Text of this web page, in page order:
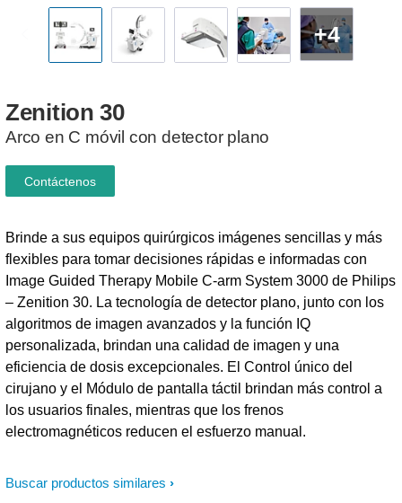
+4
Zenition 30
Arco en C móvil con detector plano
Buscar productos similares
Brinde a sus equipos quirúrgicos imágenes sencillas y más
flexibles para tomar decisiones rápidas e informadas con
Image Guided Therapy Mobile C-arm System 3000 de Philips
– Zenition 30. La tecnología de detector plano, junto con los
algoritmos de imagen avanzados y la función IQ
personalizada, brindan una calidad de imagen y una
eficiencia de dosis excepcionales. El Control único del
cirujano y el Módulo de pantalla táctil brindan más control a
los usuarios finales, mientras que los frenos
electromagnéticos reducen el esfuerzo manual.
Contáctenos